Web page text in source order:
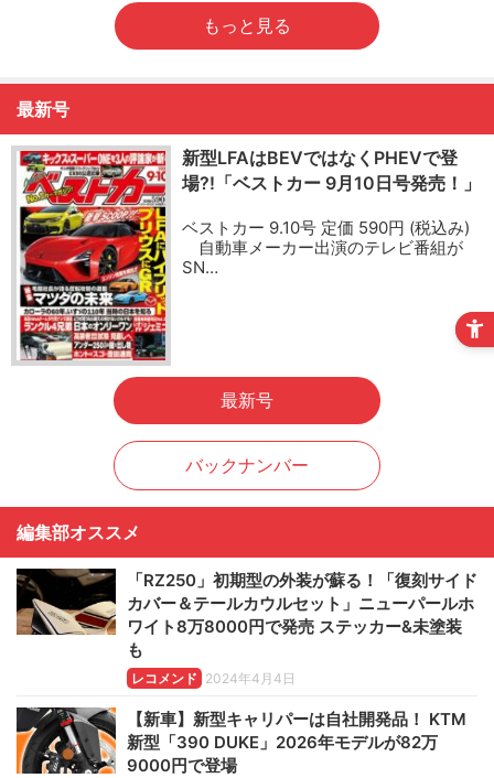
もっと見る
最新号
新型LFAはBEVではなくPHEVで登
場?!「ベストカー 9月10日号発売！」
ベストカー 9.10号 定価 590円 (税込み)
自動車メーカー出演のテレビ番組が
SN…
最新号
バックナンバー
編集部オススメ
「RZ250」初期型の外装が蘇る！「復刻サイド
カバー＆テールカウルセット」ニューパールホ
ワイト8万8000円で発売 ステッカー&未塗装
も
レコメンド 2024年4月4日
【新車】新型キャリパーは自社開発品！ KTM
新型「390 DUKE」2026年モデルが82万
9000円で登場